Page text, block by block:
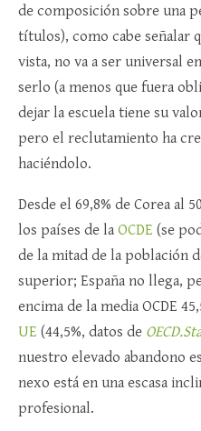
de composición sobre una
títulos), como cabe señalar
vista, no va a ser universal
serlo (a menos que fuera
dejar la escuela tiene su
pero el reclutamiento ha
haciéndolo.
Desde el 69,8% de Corea al
los países de la OCDE (se
de la mitad de la población
superior; España no llega,
encima de la media OCDE
UE (44,5%, datos de
nuestro elevado abandono
nexo está en una escasa
profesional.